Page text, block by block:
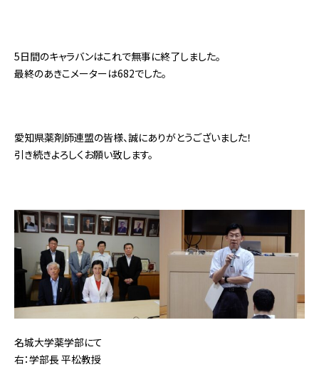
5日間のキャラバンはこれで無事に終了しました。
最終のあきこメーターは682でした。
愛知県薬剤師連盟の皆様、誠にありがとうございました！
引き続きよろしくお願い致します。
名城大学薬学部にて
右：学部長 平松教授